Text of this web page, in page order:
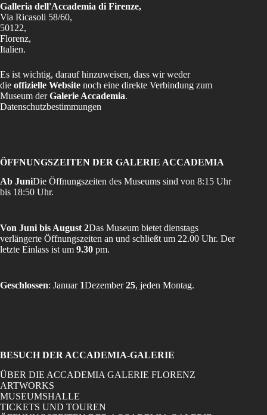
Galleria dell'Accademia di Firenze,
Via Ricasoli 58/60,
50122,
Florenz,
Italien.
Es ist wichtig, darauf hinzuweisen, dass wir weder
die offizielle Website noch eine direkte Verbindung zum
Museum derGalerie Accademia.
Datenschutzbestimmungen
ÖFFNUNGSZEITEN DER GALERIE ACCADEMIA
Ab JuniDie Öffnungszeiten des Museums sind von 8:15 Uhr
bis 18:50 Uhr.
Von Juni bis August 2Das Museum bietet dienstags
verlängerte Öffnungszeiten an und schließt um 22.00 Uhr. Der
letzte Einlass ist um 9.30 pm.
Geschlossen: Januar 1Dezember25, jeden Montag.
BESUCH DER ACCADEMIA-GALERIE
ÜBER DIE ACCADEMIA GALERIE FLORENZ
ARTWORKS
MUSEUMSHALLE
TICKETS UND TOUREN